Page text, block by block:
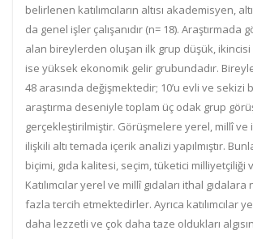
belirlenen katılımcıların altısı akademisyen,
da genel işler çalışanıdır (n= 18). Araştırmada
alan bireylerden oluşan ilk grup düşük,
ise yüksek ekonomik gelir grubundadır.
48 arasında değişmektedir; 10’u evli ve sekizi
araştırma deseniyle toplam üç odak grup
gerçekleştirilmiştir. Görüşmelere yerel, millî ve
ilişkili altı temada içerik analizi yapılmıştır.
biçimi, gıda kalitesi, seçim, tüketici milliyetçiliği
Katılımcılar yerel ve millî gıdaları ithal
fazla tercih etmektedirler. Ayrıca katılımcılar
daha lezzetli ve çok daha taze oldukları